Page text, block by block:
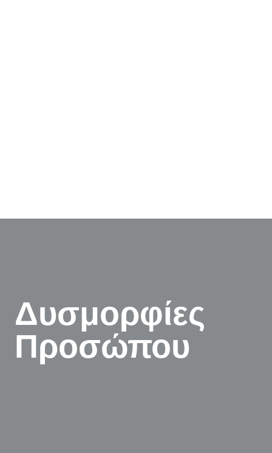
Δυσμορφίες
Προσώπου